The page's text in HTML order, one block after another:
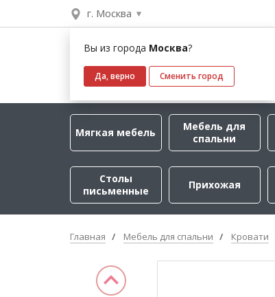
г. Москва
Вы из города Москва?
Да, верно Сменить город
Мягкая мебель
Мебель для
спальни
Столы
письменные
Прихожая
Главная Мебель для спальни Кровати